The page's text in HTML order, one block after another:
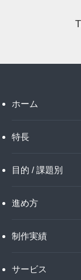
ホーム
特長
目的 / 課題別
進め方
制作実績
サービス